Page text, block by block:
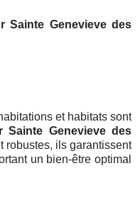
Sainte Genevieve des
et habitats sont
Sainte Genevieve des
robustes, ils garantissent
un bien-être optimal